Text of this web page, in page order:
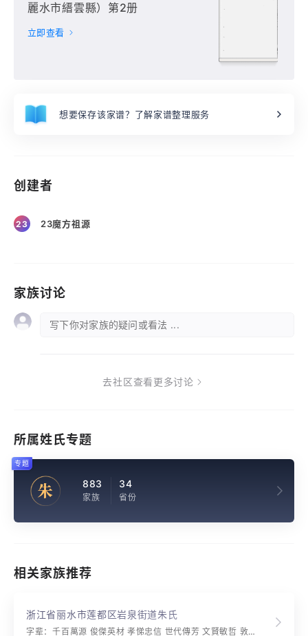
麗水市縉雲縣）第2册
立即查看
想要保存该家谱？了解家谱整理服务
创建者
23 23魔方祖源
家族讨论
写下你对家族的疑问或看法 ...
去社区查看更多讨论
所属姓氏专题
朱 883
家族
34
省份
专题
相关家族推荐
浙江省丽水市莲都区岩泉街道朱氏
字辈：千百萬源 俊傑英材 孝悌忠信 世代傳芳 文賢敏哲 敦厚溫恭 詩書禮樂 富豪華煌